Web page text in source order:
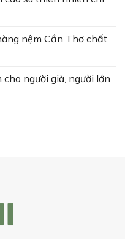
nệm Cần Thơ chất
người già, người lớn